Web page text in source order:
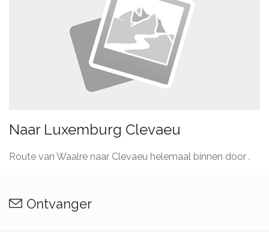
Naar Luxemburg Clevaeu
Route van Waalre naar Clevaeu helemaal binnen door .
Ontvanger